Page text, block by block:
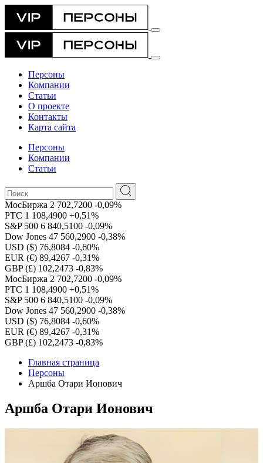
Персоны
Компании
Статьи
О проекте
Контакты
Карта сайта
Персоны
Компании
Статьи
МосБиржа 2 702,7200 -0,09%
РТС 1 108,4900 +0,51%
S&P 500 6 840,5100 -0,09%
Dow Jones 47 560,2900 -0,38%
USD ($) 76,8084 -0,60%
EUR (€) 89,4267 -0,31%
GBP (£) 102,2473 -0,83%
МосБиржа 2 702,7200 -0,09%
РТС 1 108,4900 +0,51%
S&P 500 6 840,5100 -0,09%
Dow Jones 47 560,2900 -0,38%
USD ($) 76,8084 -0,60%
EUR (€) 89,4267 -0,31%
GBP (£) 102,2473 -0,83%
Главная страница
Персоны
Аршба Отари Ионович
Аршба Отари Ионович